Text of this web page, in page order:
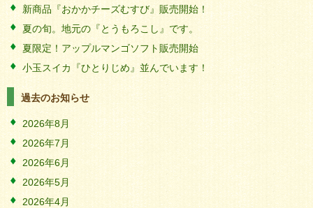
新商品『おかかチーズむすび』販売開始！
夏の旬。地元の『とうもろこし』です。
夏限定！アップルマンゴソフト販売開始
小玉スイカ『ひとりじめ』並んでいます！
過去のお知らせ
2026年8月
2026年7月
2026年6月
2026年5月
2026年4月